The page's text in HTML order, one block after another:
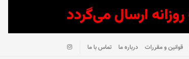
قوانین و مقررات درباره ما تماس با ما